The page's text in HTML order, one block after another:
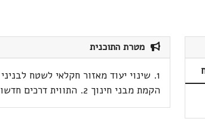
מטרת התוכנית
1. שינוי יעוד מאזור חקלאי לשטח
הקמת מבני חינוך 2. התווית דרכים חדשות